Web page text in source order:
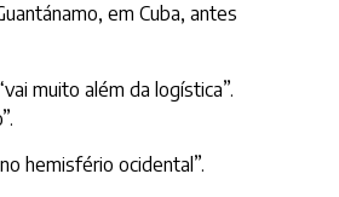
em Cuba, antes
muito além da logística”.
hemisfério ocidental”.